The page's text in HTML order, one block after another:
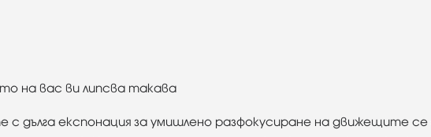
дълга експонация за умишлено разфокусиране на движещите